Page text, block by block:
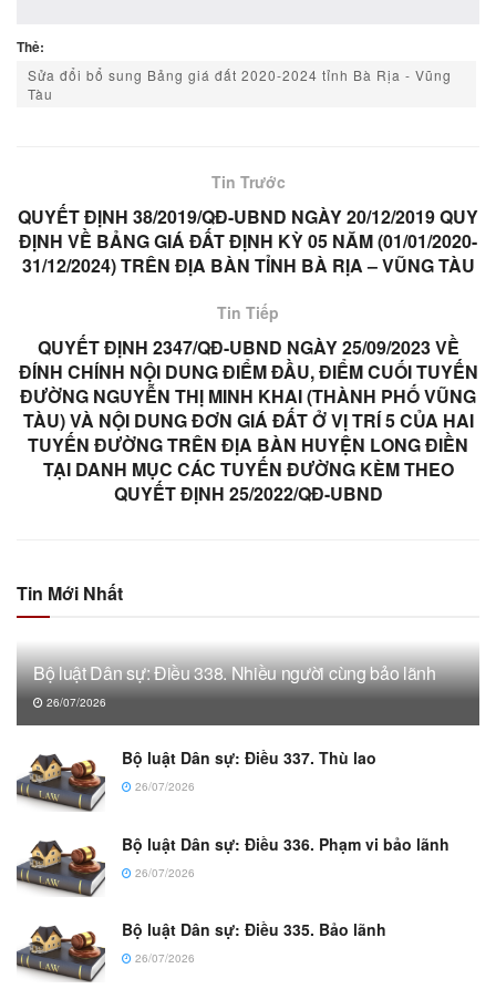
Thẻ:
Sửa đổi bổ sung Bảng giá đất 2020-2024 tỉnh Bà Rịa - Vũng
Tàu
Tin Trước
QUYẾT ĐỊNH 38/2019/QĐ-UBND NGÀY 20/12/2019 QUY
ĐỊNH VỀ BẢNG GIÁ ĐẤT ĐỊNH KỲ 05 NĂM (01/01/2020-
31/12/2024) TRÊN ĐỊA BÀN TỈNH BÀ RỊA – VŨNG TÀU
Tin Tiếp
QUYẾT ĐỊNH 2347/QĐ-UBND NGÀY 25/09/2023 VỀ
ĐÍNH CHÍNH NỘI DUNG ĐIỂM ĐẦU, ĐIỂM CUỐI TUYẾN
ĐƯỜNG NGUYỄN THỊ MINH KHAI (THÀNH PHỐ VŨNG
TÀU) VÀ NỘI DUNG ĐƠN GIÁ ĐẤT Ở VỊ TRÍ 5 CỦA HAI
TUYẾN ĐƯỜNG TRÊN ĐỊA BÀN HUYỆN LONG ĐIỀN
TẠI DANH MỤC CÁC TUYẾN ĐƯỜNG KÈM THEO
QUYẾT ĐỊNH 25/2022/QĐ-UBND
Tin Mới Nhất
Bộ luật Dân sự: Điều 338. Nhiều người cùng bảo lãnh
26/07/2026
Bộ luật Dân sự: Điều 337. Thù lao
26/07/2026
Bộ luật Dân sự: Điều 336. Phạm vi bảo lãnh
26/07/2026
Bộ luật Dân sự: Điều 335. Bảo lãnh
26/07/2026